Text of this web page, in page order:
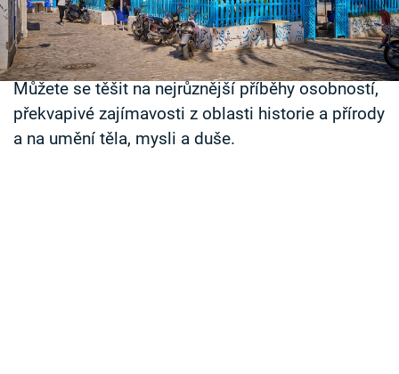
Časopis
Sledujte prima+
Přihlášení
vždycky rád „nabije tlamu“. V seriálu Hrdina
ztvárnil hlavní roli policisty – hraje drzouna, který
je trochu asociál, ale především je spravedlivý.
Můžete se těšit na nejrůznější příběhy osobností,
překvapivé zajímavosti z oblasti historie a přírody
a na umění těla, mysli a duše.